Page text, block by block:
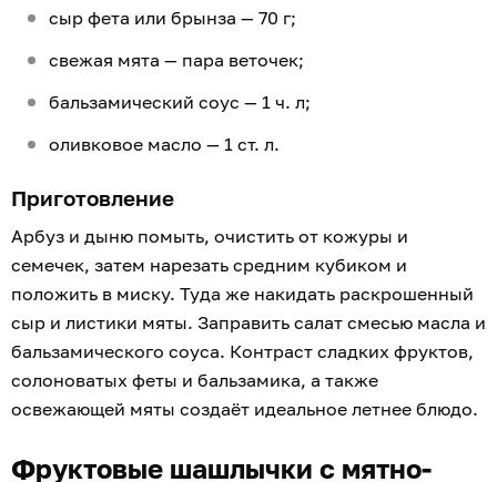
сыр фета или брынза — 70 г;
свежая мята — пара веточек;
бальзамический соус — 1 ч. л;
оливковое масло — 1 ст. л.
Приготовление
Арбуз и дыню помыть, очистить от кожуры и
семечек, затем нарезать средним кубиком и
положить в миску. Туда же накидать раскрошенный
сыр и листики мяты. Заправить салат смесью масла и
бальзамического соуса. Контраст сладких фруктов,
солоноватых феты и бальзамика, а также
освежающей мяты создаёт идеальное летнее блюдо.
Фруктовые шашлычки с мятно-